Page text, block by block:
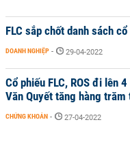
FLC sắp chốt danh sách
DOANH NGHIỆP - 29-04-2022
Cổ phiếu FLC, ROS đi lên
Văn Quyết tăng hàng trăm
CHỨNG KHOÁN - 27-04-2022